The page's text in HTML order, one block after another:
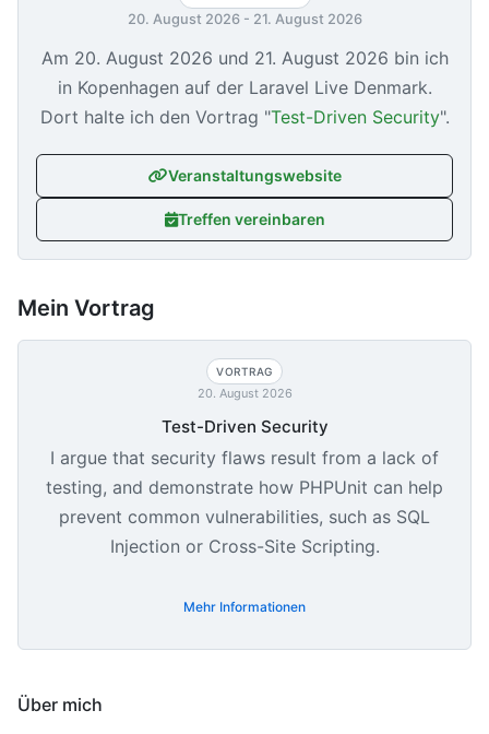
20. August 2026- 21. August 2026
Am 20. August 2026 und 21. August 2026 bin ich
in Kopenhagen auf der Laravel Live Denmark.
Dort halte ich den Vortrag "Test-Driven Security".
Veranstaltungswebsite
Treffen vereinbaren
Mein Vortrag
VORTRAG
20. August 2026
Test-Driven Security
I argue that security flaws result from a lack of
testing, and demonstrate how PHPUnit can help
prevent common vulnerabilities, such as SQL
Injection or Cross-Site Scripting.
Mehr Informationen
Über mich